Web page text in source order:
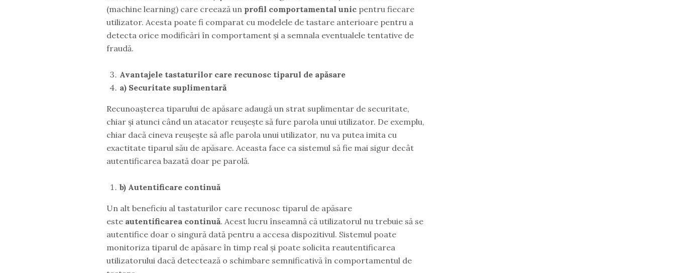
(machine learning) care creează un profil comportamental unicpentru fiecare
utilizator. Acesta poate fi comparat cu modelele de tastare anterioare pentru a
detecta orice modificări în comportament și a semnala eventualele tentative de
fraudă.
Avantajele tastaturilor care recunosc tiparul de apăsare
a) Securitate suplimentară
Recunoașterea tiparului de apăsare adaugă un strat suplimentar de securitate,
chiar și atunci când un atacator reușește să fure parola unui utilizator. De exemplu,
chiar dacă cineva reușește să afle parola unui utilizator, nu va putea imita cu
exactitate tiparul său de apăsare. Aceasta face ca sistemul să fie mai sigur decât
autentificarea bazată doar pe parolă.
b) Autentificare continuă
Un alt beneficiu al tastaturilor care recunosc tiparul de apăsare
este autentificarea continuă. Acest lucru înseamnă că utilizatorul nu trebuie să se
autentifice doar o singură dată pentru a accesa dispozitivul. Sistemul poate
monitoriza tiparul de apăsare în timp real și poate solicita reautentificarea
utilizatorului dacă detectează o schimbare semnificativă în comportamentul de